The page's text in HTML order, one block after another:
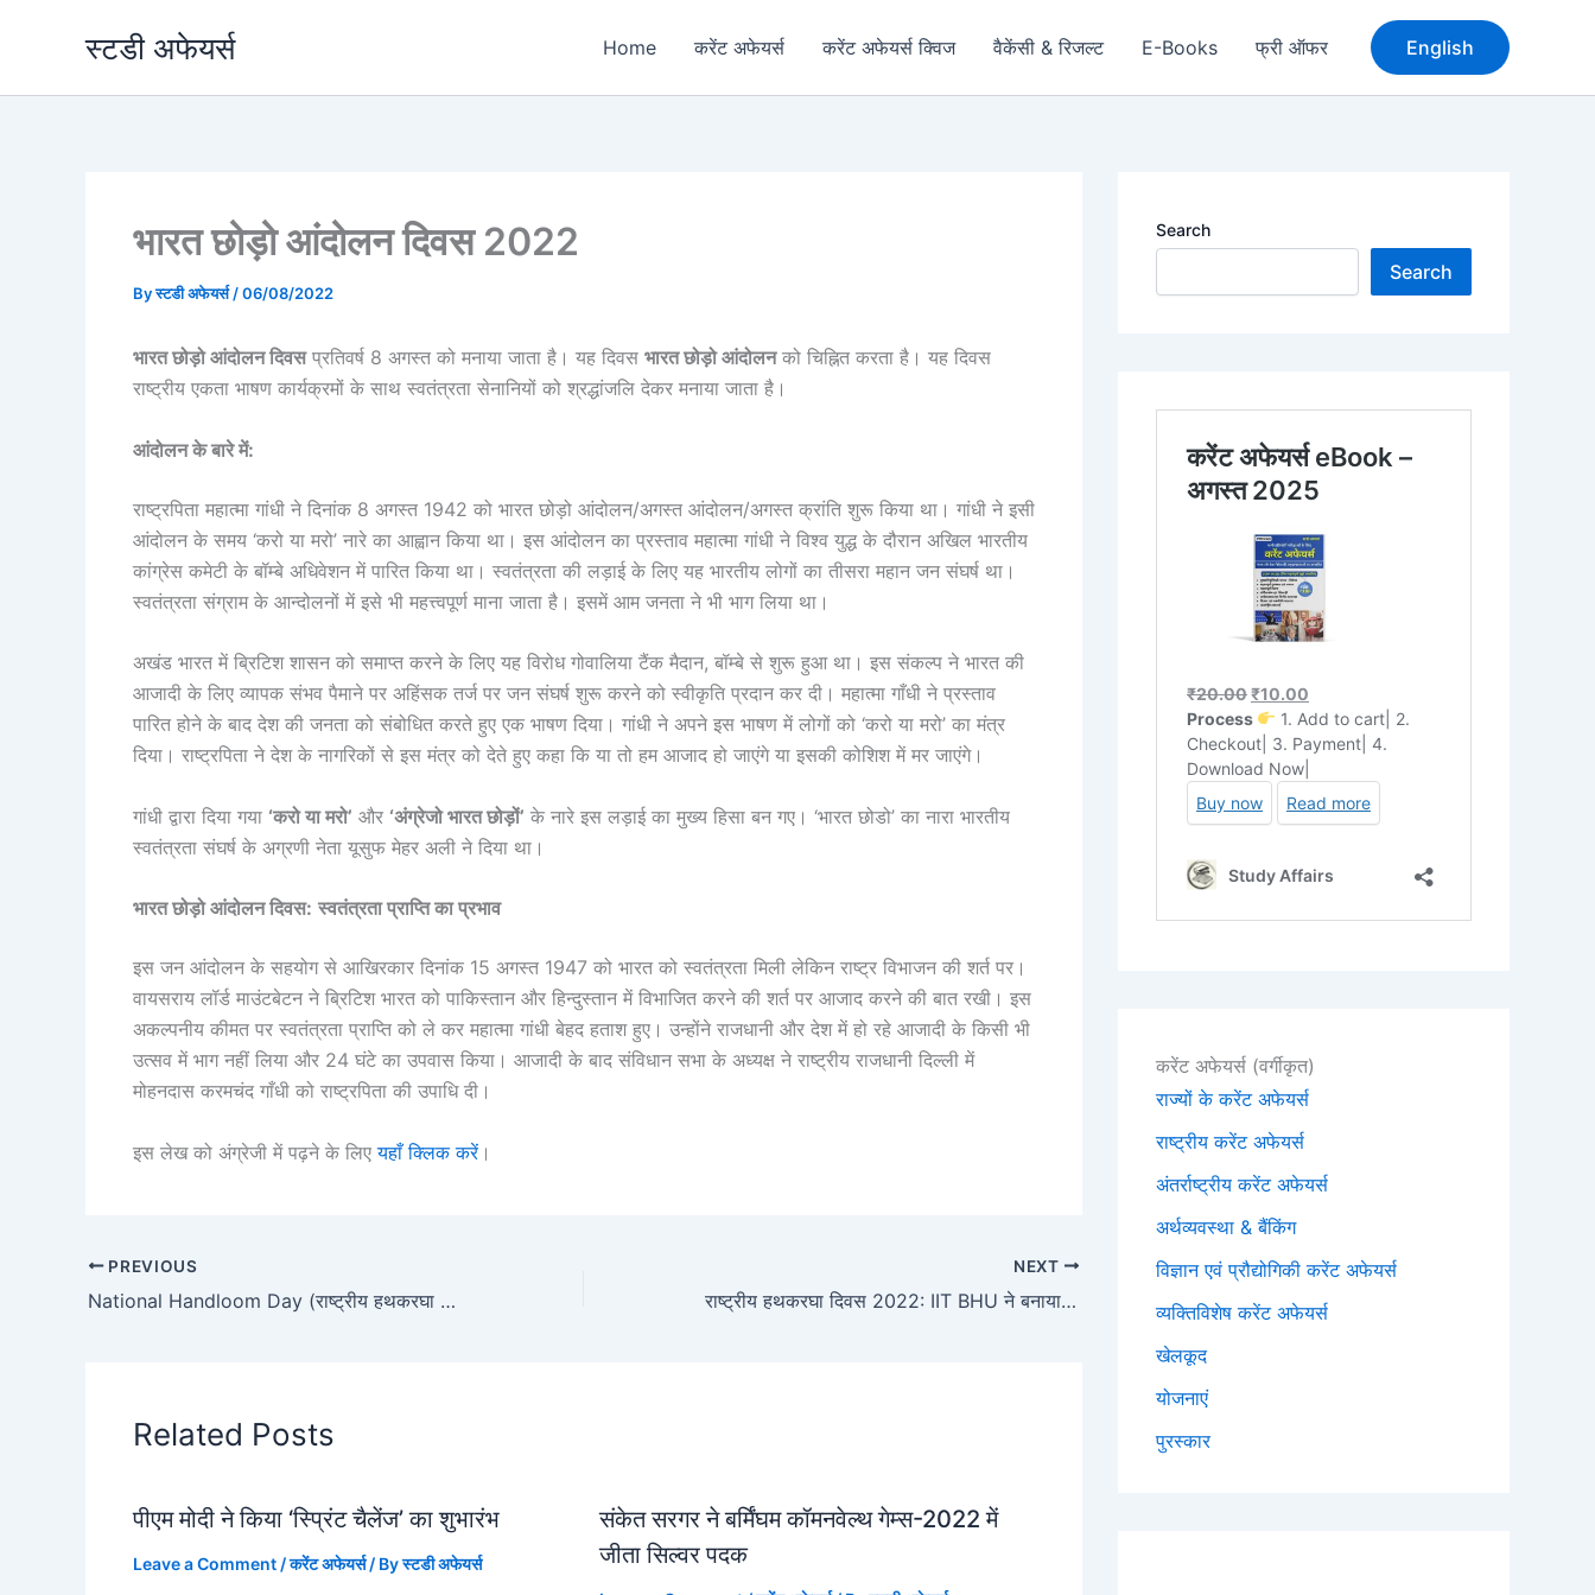
स्टडी अफेयर्स Home करेंट अफेयर्स करेंट अफेयर्स क्विज वैकेंसी & रिजल्ट E-Books फ्री ऑफर English
भारत छोड़ो आंदोलन दिवस 2022
Byस्टडी अफेयर्स/06/08/2022
भारत छोड़ो आंदोलन दिवसप्रतिवर्ष 8 अगस्त को मनाया जाता है। यह दिवस भारत छोड़ो आंदोलनको चिह्नित करता है। यह दिवस
राष्ट्रीय एकता भाषण कार्यक्रमों के साथ स्वतंत्रता सेनानियों को श्रद्धांजलि देकर मनाया जाता है।
आंदोलन के बारे में:
राष्ट्रपिता महात्मा गांधी ने दिनांक 8 अगस्त 1942 को भारत छोड़ो आंदोलन/अगस्त आंदोलन/अगस्त क्रांति शुरू किया था। गांधी ने इसी
आंदोलन के समय ‘करो या मरो’ नारे का आह्वान किया था। इस आंदोलन का प्रस्ताव महात्मा गांधी ने विश्व युद्ध के दौरान अखिल भारतीय
कांग्रेस कमेटी के बॉम्बे अधिवेशन में पारित किया था। स्वतंत्रता की लड़ाई के लिए यह भारतीय लोगों का तीसरा महान जन संघर्ष था।
स्वतंत्रता संग्राम के आन्दोलनों में इसे भी महत्त्वपूर्ण माना जाता है। इसमें आम जनता ने भी भाग लिया था।
अखंड भारत में ब्रिटिश शासन को समाप्त करने के लिए यह विरोध गोवालिया टैंक मैदान, बॉम्बे से शुरू हुआ था। इस संकल्प ने भारत की
आजादी के लिए व्यापक संभव पैमाने पर अहिंसक तर्ज पर जन संघर्ष शुरू करने को स्वीकृति प्रदान कर दी। महात्मा गाँधी ने प्रस्ताव
पारित होने के बाद देश की जनता को संबोधित करते हुए एक भाषण दिया। गांधी ने अपने इस भाषण में लोगों को ‘करो या मरो’ का मंत्र
दिया। राष्ट्रपिता ने देश के नागरिकों से इस मंत्र को देते हुए कहा कि या तो हम आजाद हो जाएंगे या इसकी कोशिश में मर जाएंगे।
गांधी द्वारा दिया गया ‘करो या मरो’ और ‘अंग्रेजो भारत छोड़ों’ के नारे इस लड़ाई का मुख्य हिसा बन गए। ‘भारत छोडो’ का नारा भारतीय
स्वतंत्रता संघर्ष के अग्रणी नेता यूसुफ मेहर अली ने दिया था।
भारत छोड़ो आंदोलन दिवस: स्वतंत्रता प्राप्ति का प्रभाव
इस जन आंदोलन के सहयोग से आखिरकार दिनांक 15 अगस्त 1947 को भारत को स्वतंत्रता मिली लेकिन राष्ट्र विभाजन की शर्त पर।
वायसराय लॉर्ड माउंटबेटन ने ब्रिटिश भारत को पाकिस्तान और हिन्दुस्तान में विभाजित करने की शर्त पर आजाद करने की बात रखी। इस
अकल्पनीय कीमत पर स्वतंत्रता प्राप्ति को ले कर महात्मा गांधी बेहद हताश हुए। उन्होंने राजधानी और देश में हो रहे आजादी के किसी भी
उत्सव में भाग नहीं लिया और 24 घंटे का उपवास किया। आजादी के बाद संविधान सभा के अध्यक्ष ने राष्ट्रीय राजधानी दिल्ली में
मोहनदास करमचंद गाँधी को राष्ट्रपिता की उपाधि दी।
इस लेख को अंग्रेजी में पढ़ने के लिएयहाँ क्लिक करें।
PREVIOUS
National Handloom Day (राष्ट्रीय हथकरघा दिवस) 2022
NEXT
राष्ट्रीय हथकरघा दिवस 2022: IIT BHU ने बनाया एर्गोनॉमिक करघा
Related Posts
पीएम मोदी ने किया ‘स्प्रिंट चैलेंज’ का शुभारंभ
Leave a Comment /करेंट अफेयर्स/ Byस्टडी अफेयर्स
संकेत सरगर ने बर्मिंघम कॉमनवेल्थ गेम्स-2022 में
जीता सिल्वर पदक
Search
Search
करेंट अफेयर्स (वर्गीकृत)
राज्यों के करेंट अफेयर्स
राष्ट्रीय करेंट अफेयर्स
अंतर्राष्ट्रीय करेंट अफेयर्स
अर्थव्यवस्था & बैंकिंग
विज्ञान एवं प्रौद्योगिकी करेंट अफेयर्स
व्यक्तिविशेष करेंट अफेयर्स
खेलकूद
योजनाएं
पुरस्कार